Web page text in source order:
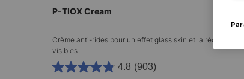
P-TIOX Cream
Crème anti-rides pour un effet glass skin et la réduction
visibles
4.8 (903)